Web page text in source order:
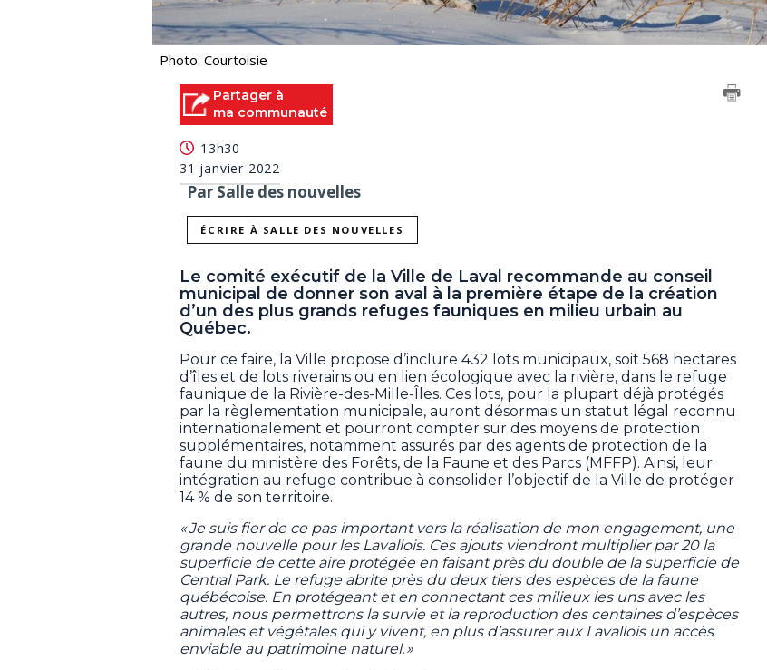
Photo: Courtoisie
Partager à
ma communauté
13h30
31 janvier 2022
Par Salle des nouvelles
ÉCRIRE À SALLE DES NOUVELLES
Le comité exécutif de la Ville de Laval recommande au conseil
municipal de donner son aval à la première étape de la création
d’un des plus grands refuges fauniques en milieu urbain au
Québec.
Pour ce faire, la Ville propose d’inclure 432 lots municipaux, soit 568 hectares
d’îles et de lots riverains ou en lien écologique avec la rivière, dans le refuge
faunique de la Rivière-des-Mille-Îles. Ces lots, pour la plupart déjà protégés
par la règlementation municipale, auront désormais un statut légal reconnu
internationalement et pourront compter sur des moyens de protection
supplémentaires, notamment assurés par des agents de protection de la
faune du ministère des Forêts, de la Faune et des Parcs (MFFP). Ainsi, leur
intégration au refuge contribue à consolider l’objectif de la Ville de protéger
14 % de son territoire.
« Je suis fier de ce pas important vers la réalisation de mon engagement, une
grande nouvelle pour les Lavallois. Ces ajouts viendront multiplier par 20 la
superficie de cette aire protégée en faisant près du double de la superficie de
Central Park. Le refuge abrite près du deux tiers des espèces de la faune
québécoise. En protégeant et en connectant ces milieux les uns avec les
autres, nous permettrons la survie et la reproduction des centaines d’espèces
animales et végétales qui y vivent, en plus d’assurer aux Lavallois un accès
enviable au patrimoine naturel. »